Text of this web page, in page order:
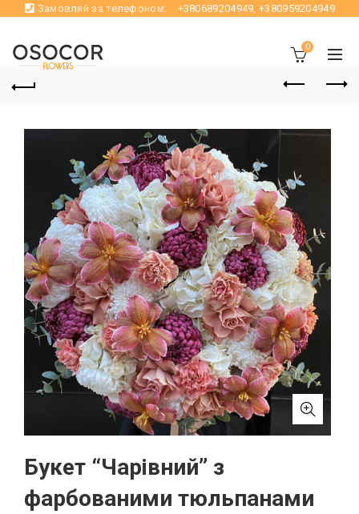
Замовляй за телефоном: +380689204949,+380959204949
0
Букет “Чарівний” з
фарбованими тюльпанами